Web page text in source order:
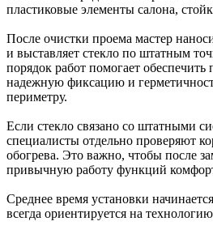
пластиковые элементы салона,
После очистки проема мастер
и выставляет стекло по штатным
порядок работ помогает обеспечить
надежную фиксацию и
периметру.
Если стекло связано со штатными
специалисты отдельно проверяют
обогрева. Это важно, чтобы после
привычную работу функций
Среднее время установки
всегда ориентируется на